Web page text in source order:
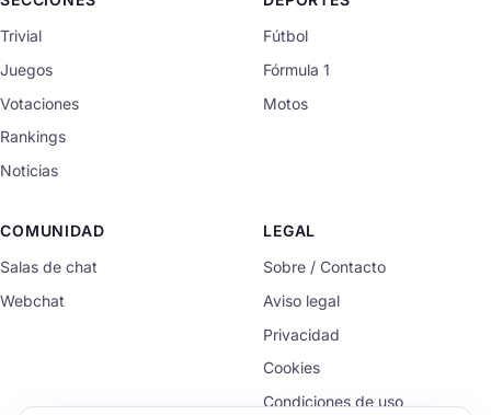
Trivial
Juegos
Votaciones
Rankings
Noticias
Fútbol
Fórmula 1
Motos
COMUNIDAD
Salas de chat
Webchat
LEGAL
Sobre / Contacto
Aviso legal
Privacidad
Cookies
Condiciones de uso